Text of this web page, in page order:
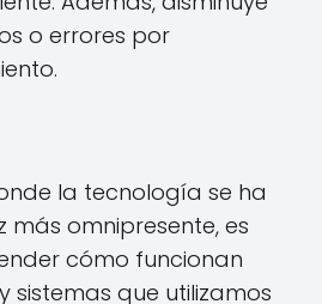
o errores por
la tecnología se ha
omnipresente, es
cómo funcionan
sistemas que utilizamos